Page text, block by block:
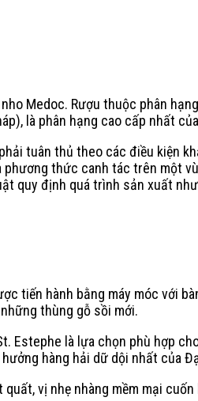
Medoc. Rượu thuộc phân
là phân hạng cao cấp nhất
tuân thủ theo các điều kiện
thức canh tác trên một
quy định quá trình sản xuất
tiến hành bằng máy móc với
thùng gỗ sồi mới.
Estephe là lựa chọn phù hợp
hàng hải dữ dội nhất của
vị nhẹ nhàng mềm mại